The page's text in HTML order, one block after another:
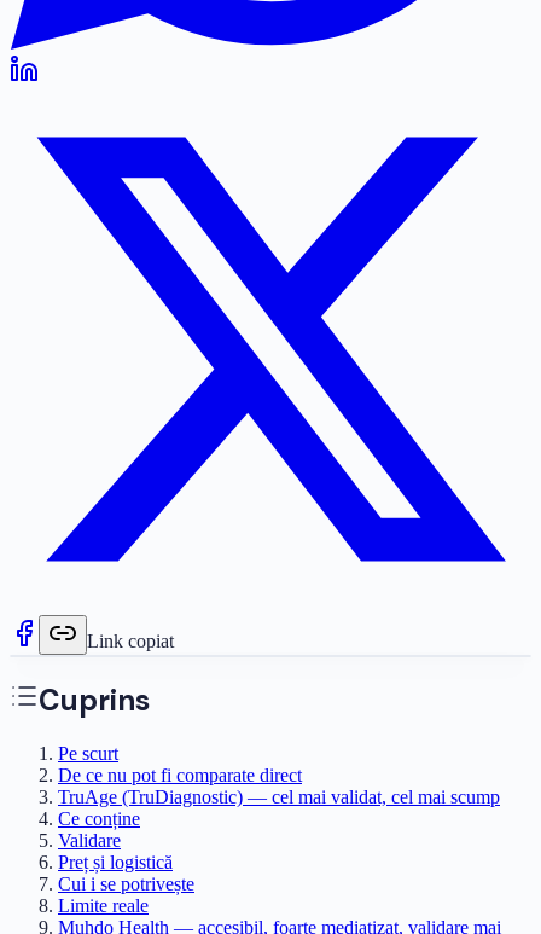
Link copiat
Cuprins
Pe scurt
De ce nu pot fi comparate direct
TruAge (TruDiagnostic) — cel mai validat, cel mai scump
Ce conține
Validare
Preț și logistică
Cui i se potrivește
Limite reale
Muhdo Health — accesibil, foarte mediatizat, validare mai